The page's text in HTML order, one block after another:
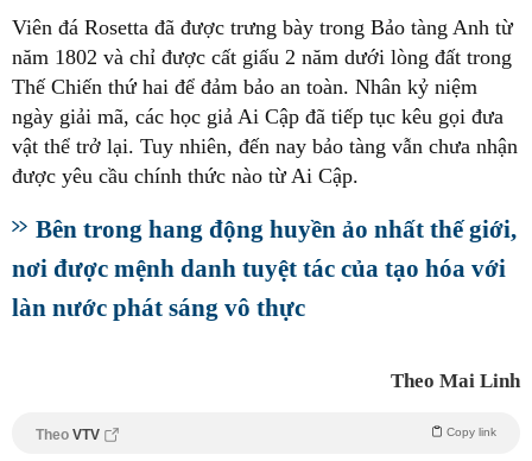
Viên đá Rosetta đã được trưng bày trong Bảo tàng Anh từ
năm 1802 và chỉ được cất giấu 2 năm dưới lòng đất trong
Thế Chiến thứ hai để đảm bảo an toàn. Nhân kỷ niệm
ngày giải mã, các học giả Ai Cập đã tiếp tục kêu gọi đưa
vật thể trở lại. Tuy nhiên, đến nay bảo tàng vẫn chưa nhận
được yêu cầu chính thức nào từ Ai Cập.
Bên trong hang động huyền ảo nhất thế giới,
nơi được mệnh danh tuyệt tác của tạo hóa với
làn nước phát sáng vô thực
Theo Mai Linh
Theo VTV Copy link